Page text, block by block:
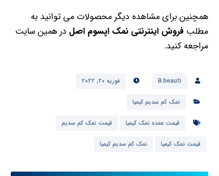
همچنین برای مشاهده دیگر محصولات می توانید به
مطلب فروش اینترنتی نمک اپسوم اصل در همین سایت
مراجعه کنید.
B.beauti فوریه ۲۰, ۲۰۲۲
نمک کم سدیم کیمیا
قیمت عمده نمک کیمیا قیمت نمک کم سدیم
قیمت نمک کیمیا نمک کم سدیم کیمیا